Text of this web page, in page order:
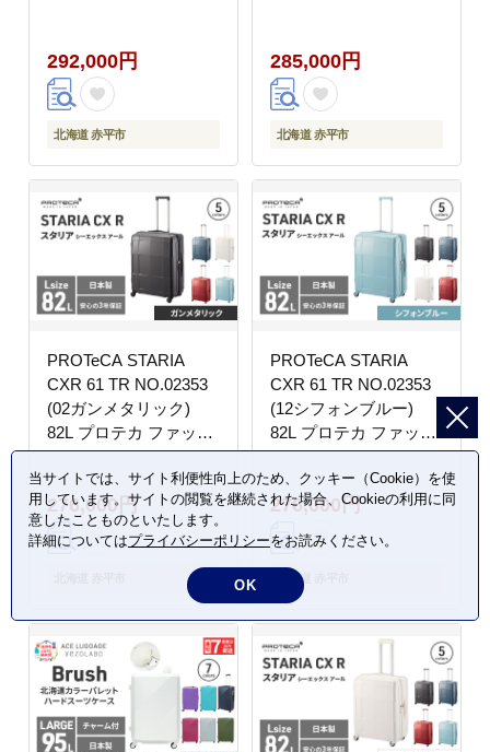
枚 北海道 赤平市 富良
野市 コラボ 共通返礼品
292,000円
北海道 赤平市
定期 お楽しみ 9回
285,000円
北海道 赤平市
PROTeCA STARIA
CXR 61 TR NO.02353
(02ガンメタリック)
82L プロテカ ファッシ
ョン カバン 軽量 丈夫
収納力 キャスター スト
ッパー 静音性 高機能
スーツケース キャリー
ケース キャリー バッグ
276,000円
PROTeCA STARIA
CXR 61 TR NO.02353
(12シフォンブルー)
82L プロテカ ファッシ
ョン カバン 軽量 丈夫
収納力 キャスター スト
ッパー 静音性 高機能
ケース キャリー バッグ
276,000円
北海道 赤平市
当サイトでは、サイト利便性向上のため、クッキー（Cookie）を使
用しています。サイトの閲覧を継続された場合、Cookieの利用に同
意したことものといたします。
詳細についてはプライバシーポリシーをお読みください。
OK